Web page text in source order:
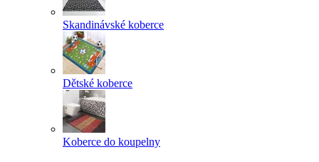
Skandinávské koberce
Dětské koberce
Koberce do koupelny